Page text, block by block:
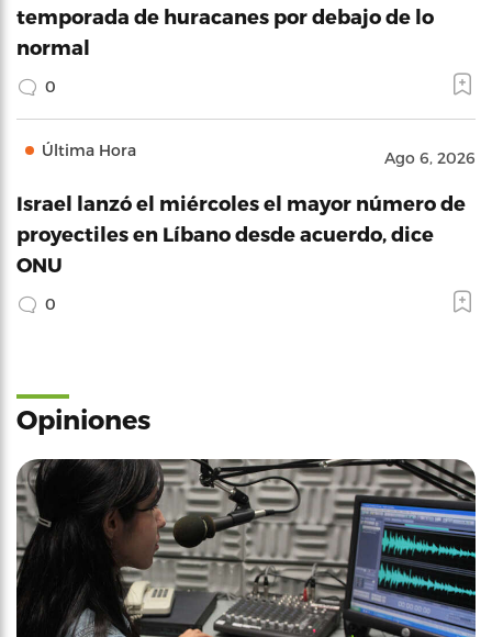
temporada de huracanes por debajo de lo
normal
0
Última Hora Ago 6, 2026
Israel lanzó el miércoles el mayor número de
proyectiles en Líbano desde acuerdo, dice
ONU
0
Opiniones